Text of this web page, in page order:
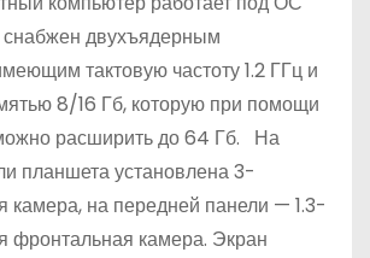
двухъядерным
тактовую частоту 1.2 ГГц и
8/16 Гб, которую при помощи
расширить до 64 Гб. На
планшета установлена 3-
камера, на передней панели — 1.3-
фронтальная камера. Экран